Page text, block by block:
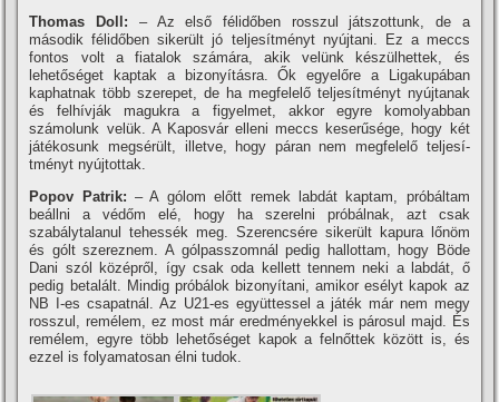
Thomas Doll: – Az első félidőben rosszul játszottunk, de a
második félidőben sikerült jó teljesí­tményt nyújtani. Ez a meccs
fontos volt a fiatalok számára, akik velünk készülhettek, és
lehetőséget kaptak a bizonyí­tásra. Ők egyelőre a Ligakupában
kaphatnak több szerepet, de ha megfelelő teljesí­tményt nyújtanak
és felhí­vják magukra a figyelmet, akkor egyre komolyabban
számolunk velük. A Kaposvár elleni meccs keserűsége, hogy két
játékosunk megsérült, illetve, hogy páran nem megfelelő teljesí­
tményt nyújtottak.
Popov Patrik: – A gólom előtt remek labdát kaptam, próbáltam
beállni a védőm elé, hogy ha szerelni próbálnak, azt csak
szabálytalanul tehessék meg. Szerencsére sikerült kapura lőnöm
és gólt szereznem. A gólpasszomnál pedig hallottam, hogy Böde
Dani szól középről, í­gy csak oda kellett tennem neki a labdát, ő
pedig betalált. Mindig próbálok bizonyí­tani, amikor esélyt kapok az
NB I-es csapatnál. Az U21-es együttessel a játék már nem megy
rosszul, remélem, ez most már eredményekkel is párosul majd. És
remélem, egyre több lehetőséget kapok a felnőttek között is, és
ezzel is folyamatosan élni tudok.